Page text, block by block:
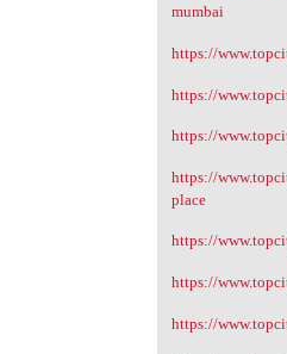
mumbai
https://
https://
https://
https://
place
https://
https://
https://